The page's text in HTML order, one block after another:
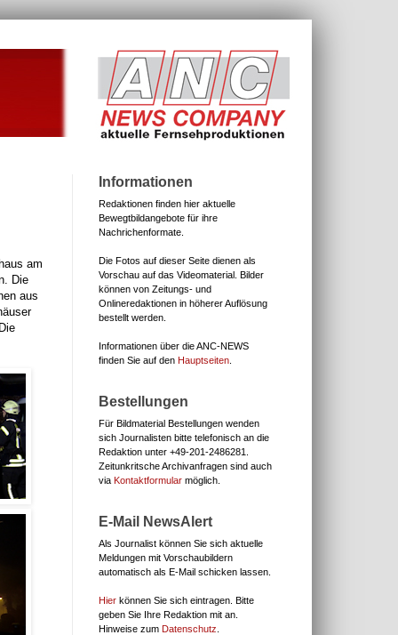
am
Die
aus
Informationen
Redaktionen finden hier aktuelle
Bewegtbildangebote für ihre
Nachrichenformate.
Die Fotos auf dieser Seite dienen als
Vorschau auf das Videomaterial. Bilder
können von Zeitungs- und
Onlineredaktionen in höherer Auflösung
bestellt werden.
Informationen über die ANC-NEWS
finden Sie auf den Hauptseiten
Bestellungen
Für Bildmaterial Bestellungen wenden
sich Journalisten bitte telefonisch an die
Redaktion unter +49-201-2486281.
Zeitunkritsche Archivanfragen sind auch
via Kontaktformular möglich.
E-Mail NewsAlert
Als Journalist können Sie sich aktuelle
Meldungen mit Vorschaubildern
automatisch als E-Mail schicken lassen.
Hier können Sie sich eintragen. Bitte
geben Sie Ihre Redaktion mit an.
Hinweise zum Datenschutz